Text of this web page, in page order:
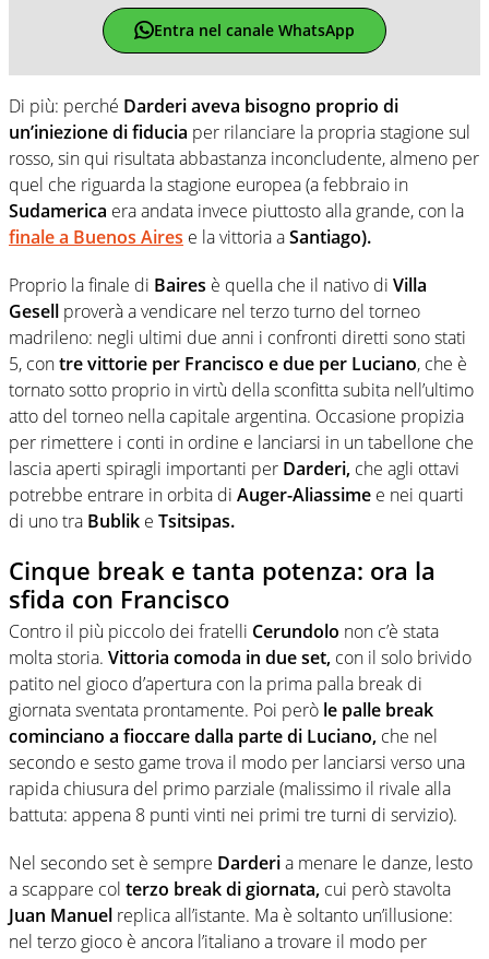
Entra nel canale WhatsApp
Di più: perché Darderi aveva bisogno proprio di
un’iniezione di fiducia per rilanciare la propria stagione sul
rosso, sin qui risultata abbastanza inconcludente, almeno per
quel che riguarda la stagione europea (a febbraio in
Sudamerica era andata invece piuttosto alla grande, con la
finale a Buenos Aires e la vittoria aSantiago).
Proprio la finale di Baires è quella che il nativo di Villa
Gesell proverà a vendicare nel terzo turno del torneo
madrileno: negli ultimi due anni i confronti diretti sono stati
5, contre vittorie per Francisco e due per Luciano, che è
tornato sotto proprio in virtù della sconfitta subita nell’ultimo
atto del torneo nella capitale argentina. Occasione propizia
per rimettere i conti in ordine e lanciarsi in un tabellone che
lascia aperti spiragli importanti per Darderi, che agli ottavi
potrebbe entrare in orbita di Auger-Aliassime e nei quarti
di uno tra Bublik e Tsitsipas.
Cinque break e tanta potenza: ora la
sfida con Francisco
Contro il più piccolo dei fratelli Cerundolo non c’è stata
molta storia. Vittoria comoda in due set, con il solo brivido
patito nel gioco d’apertura con la prima palla break di
giornata sventata prontamente. Poi però le palle break
cominciano a fioccare dalla parte di Luciano, che nel
secondo e sesto game trova il modo per lanciarsi verso una
rapida chiusura del primo parziale (malissimo il rivale alla
battuta: appena 8 punti vinti nei primi tre turni di servizio).
Nel secondo set è sempre Darderia menare le danze, lesto
a scappare col terzo break di giornata, cui però stavolta
Juan Manuel replica all’istante. Ma è soltanto un’illusione:
nel terzo gioco è ancora l’italiano a trovare il modo per